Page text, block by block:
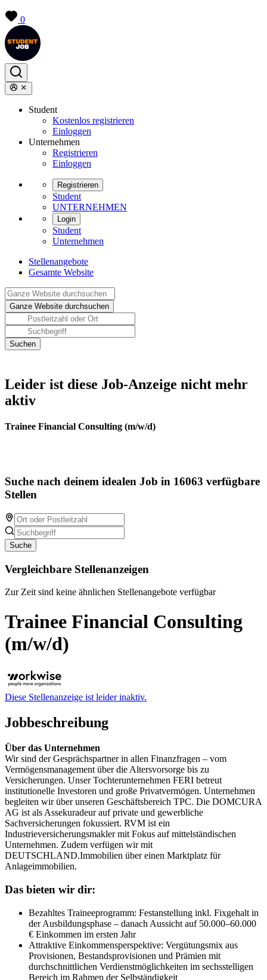
0
Student
Kostenlos registrieren
Einloggen
Unternehmen
Registrieren
Einloggen
Registrieren
Student
UNTERNEHMEN
Login
Student
Unternehmen
Stellenangebote
Gesamte Website
Leider ist diese Job-Anzeige nicht mehr
aktiv
Trainee Financial Consulting (m/w/d)
Suche nach deinem idealen Job in 16063 verfügbare
Stellen
Suche
Vergleichbare Stellenanzeigen
Zur Zeit sind keine ähnlichen Stellenangebote verfügbar
Trainee Financial Consulting
(m/w/d)
Diese Stellenanzeige ist leider inaktiv.
Jobbeschreibung
Über das Unternehmen
Wir sind der Gesprächspartner in allen Finanzfragen – vom
Vermögensmanagement über die Altersvorsorge bis zu
Versicherungen. Unser Tochterunternehmen FERI betreut
institutionelle Investoren und große Privatvermögen. Unternehmen
begleiten wir über unseren Geschäftsbereich TPC. Die DOMCURA
AG ist als Assekuradeur auf private und gewerbliche
Sachversicherungen fokussiert. RVM ist ein
Industrieversicherungsmakler mit Fokus auf mittelständischen
Unternehmen. Zudem verfügen wir mit
DEUTSCHLAND.Immobilien über einen Marktplatz für
Anlageimmobilien.
Das bieten wir dir:
Bezahltes Traineeprogramm: Festanstellung inkl. Fixgehalt in
der Ausbildungsphase – danach Aussicht auf 50.000–60.000
€ Einkommen im ersten Jahr
Attraktive Einkommensperspektive: Vergütungsmix aus
Provisionen, Bestandsprovisionen und Prämien mit
durchschnittlichen Verdienstmöglichkeiten im sechsstelligen
Bereich im Rahmen der Selbständigkeit